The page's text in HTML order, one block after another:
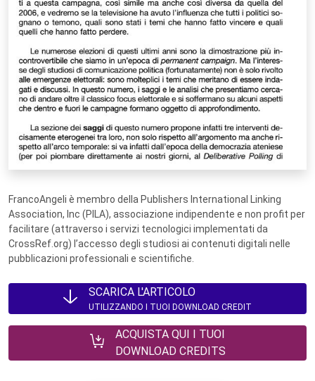
FrancoAngeli è membro della Publishers International Linking
Association, Inc (PILA), associazione indipendente e non profit per
facilitare (attraverso i servizi tecnologici implementati da
CrossRef.org) l’accesso degli studiosi ai contenuti digitali nelle
pubblicazioni professionali e scientifiche.
SCARICA L'ARTICOLO
UTILIZZANDO I TUOI DOWNLOAD CREDIT
ACQUISTA QUI I TUOI
DOWNLOAD CREDITS